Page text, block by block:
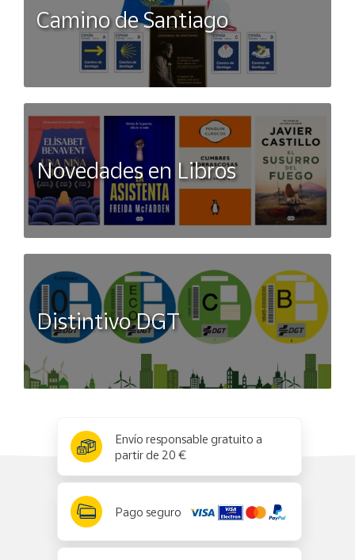
Camino de Santiago
Novedades en Libros
Distintivo DGT
Envío responsable gratuito a
partir de 20 €
Pago seguro